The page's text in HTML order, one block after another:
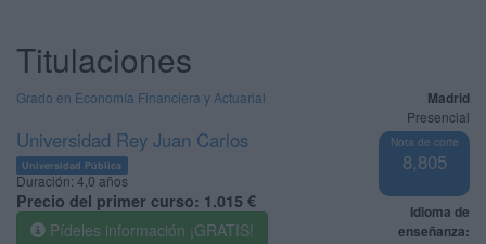
Titulaciones
Madrid
Presencial
Nota de corte
8,805
Idioma de
enseñanza:
Grado en Economía Financiera y Actuarial
Universidad Rey Juan Carlos
Universidad Pública
Duración:4,0 años
Precio del primer curso: 1.015 €
Pídeles información ¡GRATIS!